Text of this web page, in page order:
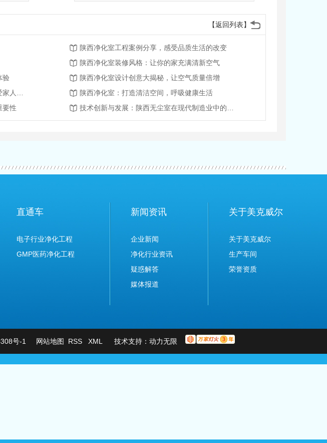
【返回列表】
陕西净化室工程案例分享，感受品质生活的改变
陕西净化室装修风格：让你的家充满清新空气
验
陕西净化室设计创意大揭秘，让空气质量倍增
陕西净化室：打造清洁空间，呼吸健康生活
要性
直通车
电子行业净化工程
GMP医药净化工程
新闻资讯
企业新闻
净化行业资讯
疑惑解答
媒体报道
关于美克威尔
关于美克威尔
生产车间
荣誉资质
号-1 网站地图 RSS XML 技术支持： 动力无限